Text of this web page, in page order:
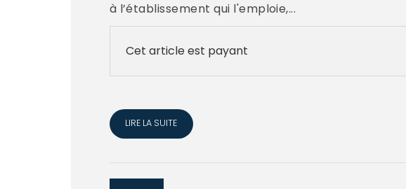
à l’établissement qui l'emploie,...
Cet article est payant
LIRE LA SUITE